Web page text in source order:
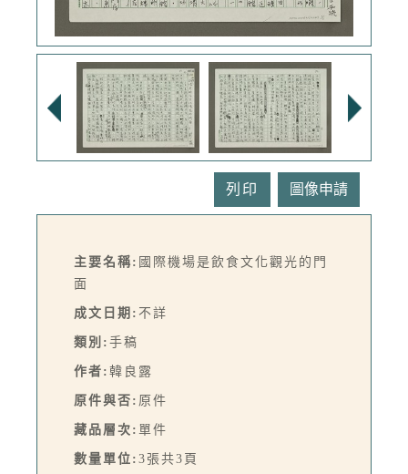
列印
主要名稱: 國際機場是飲食文化觀光的門
面
成文日期: 不詳
類別: 手稿
作者: 韓良露
原件與否: 原件
藏品層次: 單件
數量單位: 3張共3頁